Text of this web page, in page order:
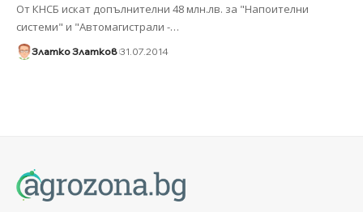
От КНСБ искат допълнителни 48 млн.лв. за "Напоителни
системи" и "Автомагистрали -…
Златко Златков 31.07.2014